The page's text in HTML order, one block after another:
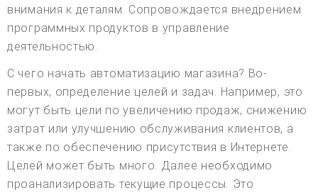
внимания к деталям. Сопровождается внедрением
программных продуктов в управление
деятельностью.
С чего начать автоматизацию магазина? Во-
первых, определение целей и задач. Например, это
могут быть цели по увеличению продаж, снижению
затрат или улучшению обслуживания клиентов, а
также по обеспечению присутствия в Интернете.
Целей может быть много. Далее необходимо
проанализировать текущие процессы. Это